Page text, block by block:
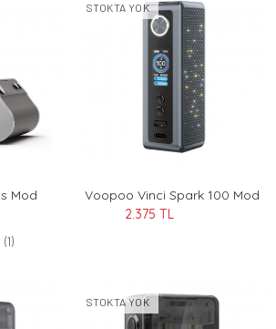
Mod
(1)
STOKTA YOK
Voopoo Vinci Spark 100 Mod
2.375 TL
STOKTA YOK